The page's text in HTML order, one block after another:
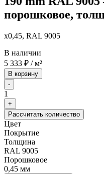
порошковое,
x0,45, RAL 9005
В наличии
5 333 ₽ / м²
В корзину
-
1
+
Рассчитать количество
Цвет
Покрытие
Толщина
RAL 9005
Порошковое
0,45 мм